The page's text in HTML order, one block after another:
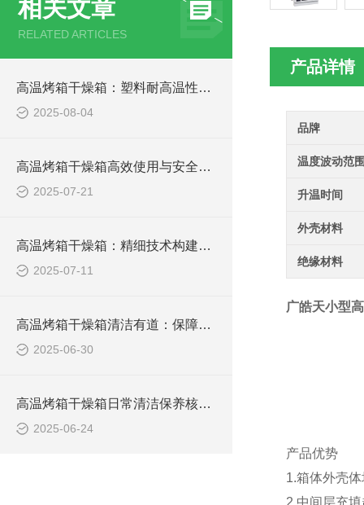
相关文章
RELATED ARTICLES
高温烤箱干燥箱：塑料耐高温性能测试的核心设备
2025-08-04
高温烤箱干燥箱高效使用与安全操作技术
2025-07-21
高温烤箱干燥箱：精细技术构建高效热处理基石
2025-07-11
高温烤箱干燥箱清洁有道：保障日常高效使用的专业技术
2025-06-30
高温烤箱干燥箱日常清洁保养核心技术要点
2025-06-24
产品详情
品牌
温度波动范
升温时间
外壳材料
绝缘材料
广皓天小型
产品优势
1.箱体外壳
2.中间层充